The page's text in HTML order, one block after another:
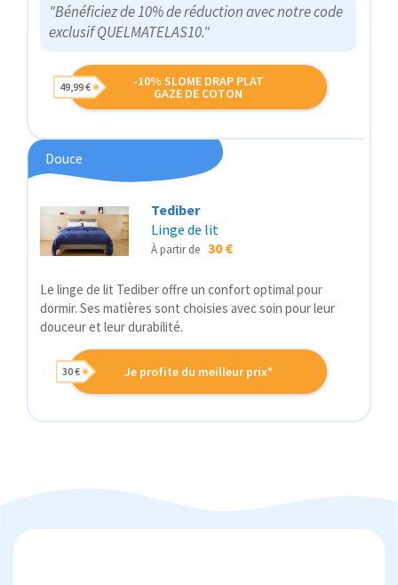
"Bénéficiez de 10% de réduction avec notre code
exclusif QUELMATELAS10."
-10% SLOME DRAP PLAT
GAZE DE COTON
49,99 €
Douce
Tediber
Linge de lit
À partir de 30 €
Le linge de lit Tediber offre un confort optimal pour
dormir. Ses matières sont choisies avec soin pour leur
douceur et leur durabilité.
Je profite du meilleur prix*
30 €